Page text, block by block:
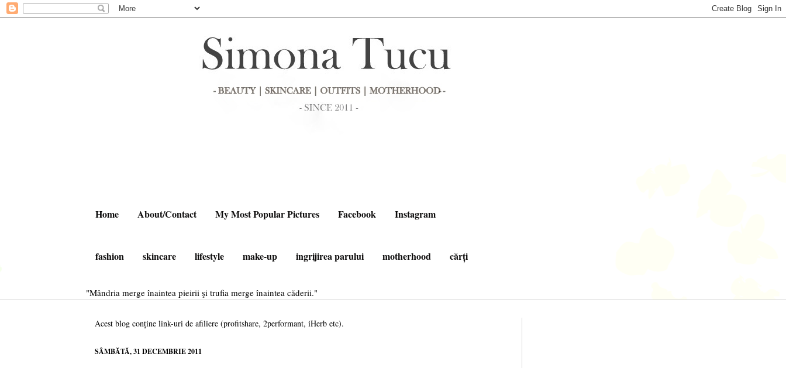
Home About/Contact My Most Popular Pictures Facebook Instagram
fashion skincare lifestyle make-up ingrijirea parului motherhood cărți
"Mândria merge înaintea pieirii şi trufia merge înaintea căderii."
Acest blog conține link-uri de afiliere (profitshare, 2performant, iHerb etc).
SÂMBĂTĂ, 31 DECEMBRIE 2011